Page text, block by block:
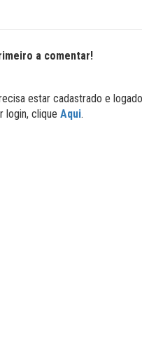
a comentar!
estar cadastrado e
login, clique Aqui.